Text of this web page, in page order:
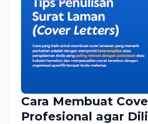
Cara Membuat
Profesional agar